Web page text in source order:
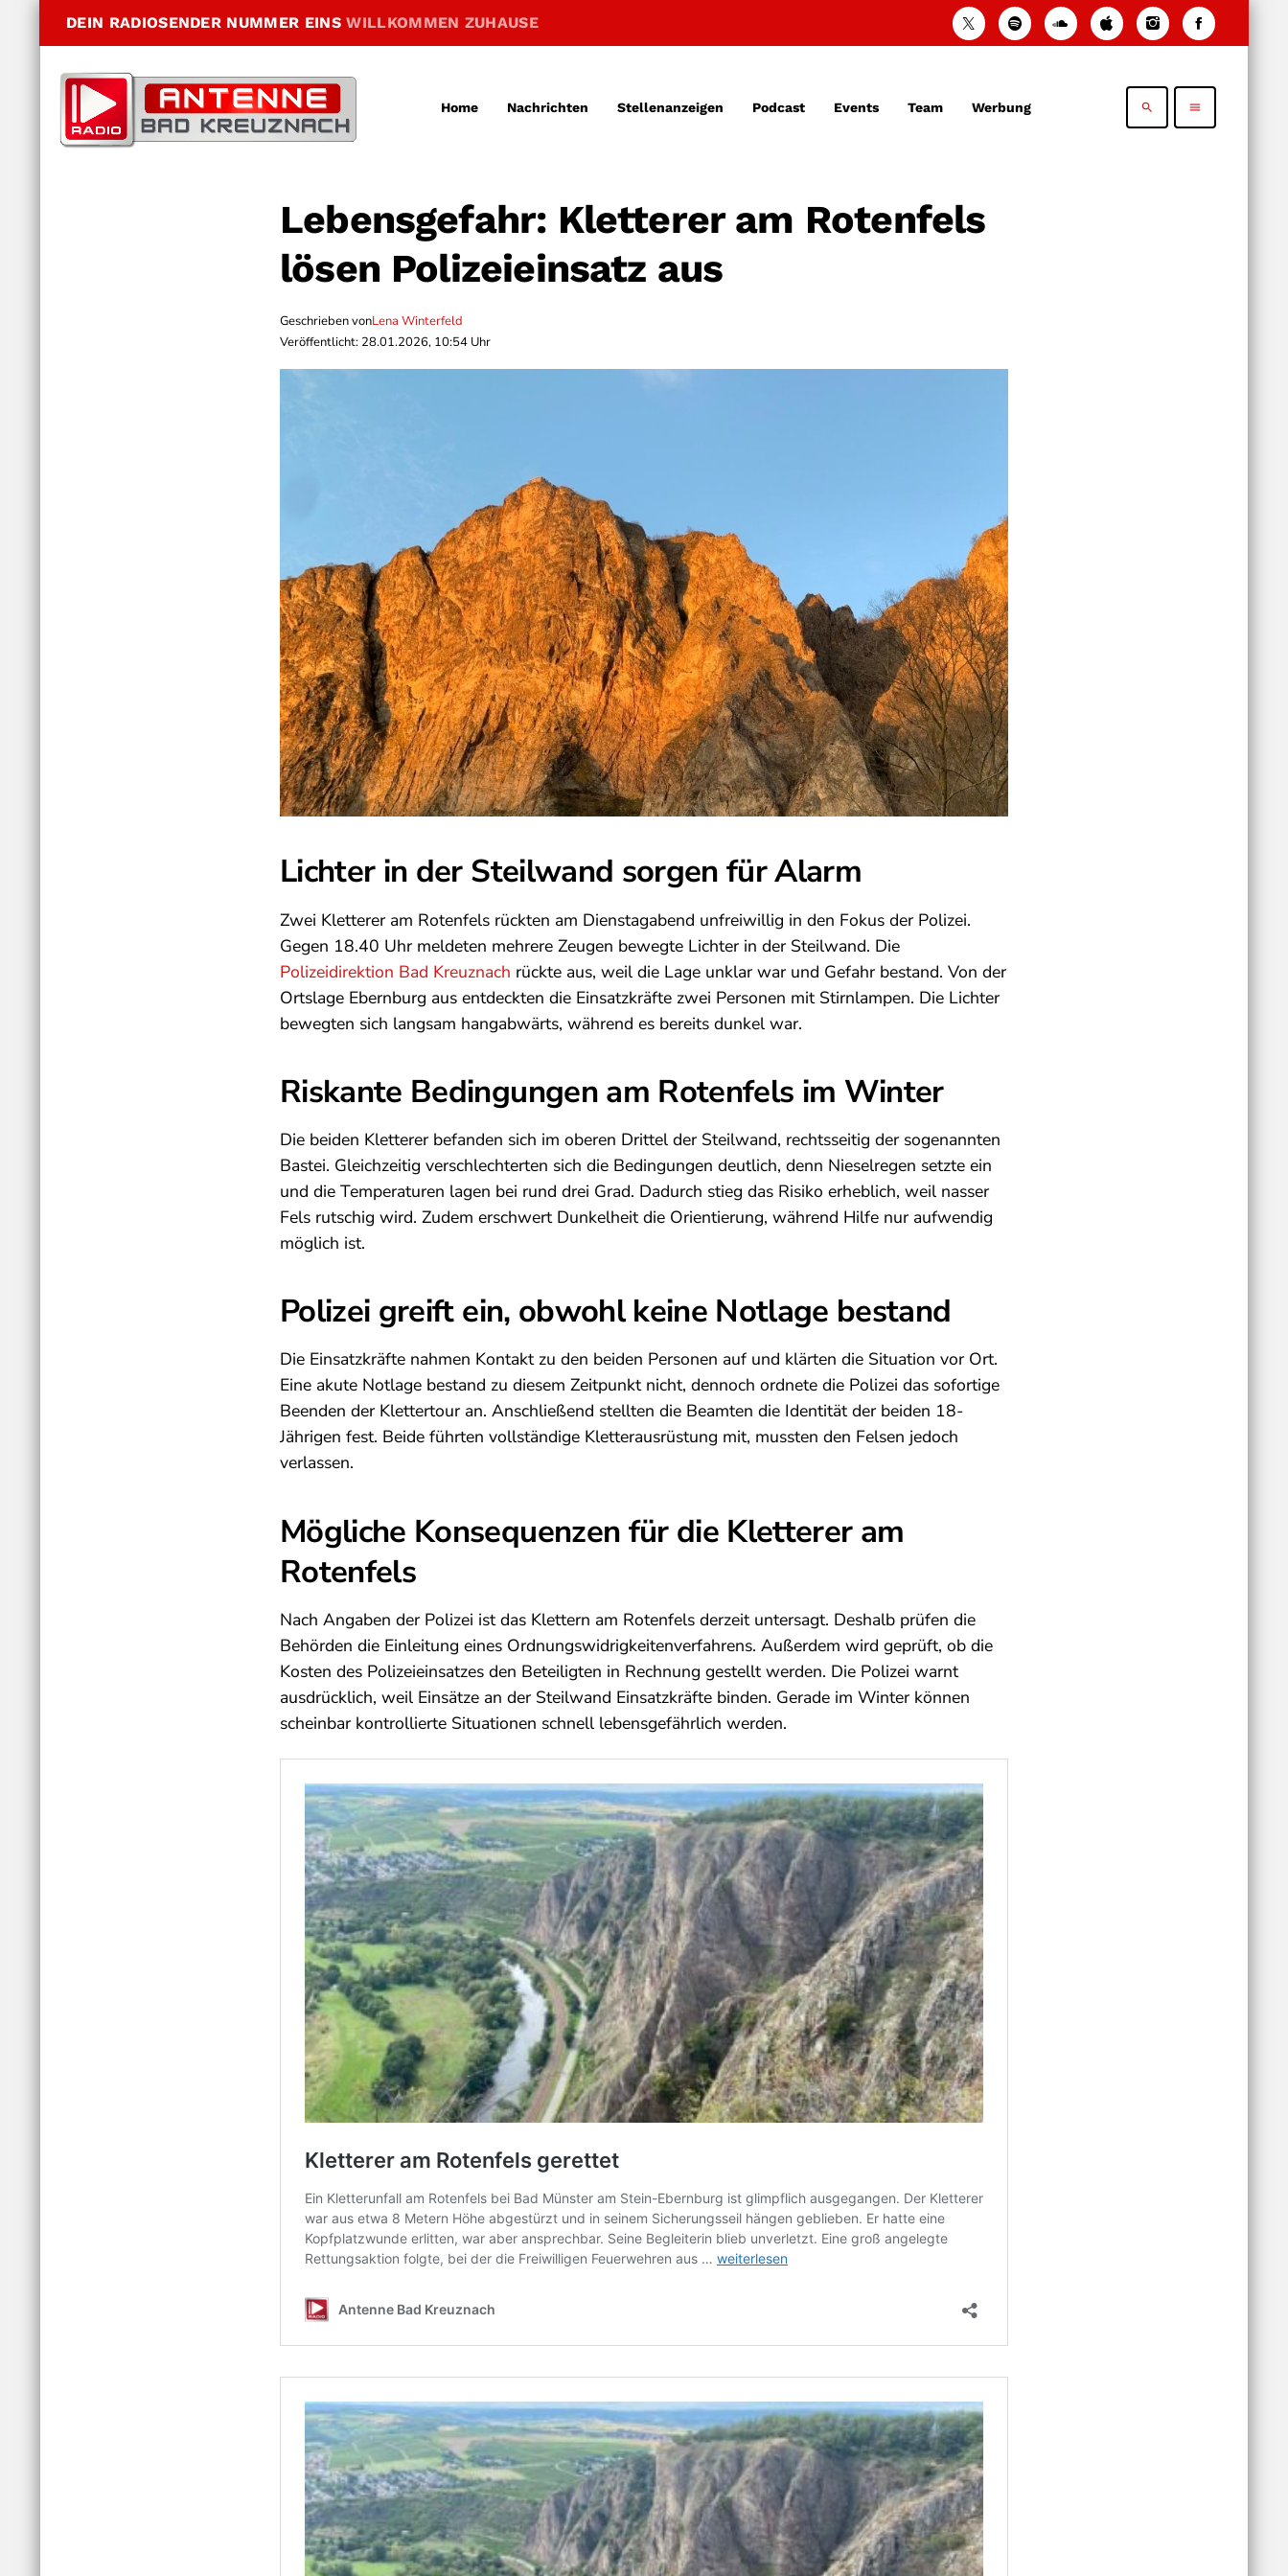
DEIN RADIOSENDER NUMMER EINSWILLKOMMEN ZUHAUSE
Home Nachrichten Stellenanzeigen Podcast Events Team Werbung search menu
Lebensgefahr: Kletterer am Rotenfels
lösen Polizeieinsatz aus
Geschrieben vonLena Winterfeld
Veröffentlicht: 28.01.2026, 10:54 Uhr
Lichter in der Steilwand sorgen für Alarm
Zwei Kletterer am Rotenfels rückten am Dienstagabend unfreiwillig in den Fokus der Polizei.
Gegen 18.40 Uhr meldeten mehrere Zeugen bewegte Lichter in der Steilwand. Die
Polizeidirektion Bad Kreuznach rückte aus, weil die Lage unklar war und Gefahr bestand. Von der
Ortslage Ebernburg aus entdeckten die Einsatzkräfte zwei Personen mit Stirnlampen. Die Lichter
bewegten sich langsam hangabwärts, während es bereits dunkel war.
Riskante Bedingungen am Rotenfels im Winter
Die beiden Kletterer befanden sich im oberen Drittel der Steilwand, rechtsseitig der sogenannten
Bastei. Gleichzeitig verschlechterten sich die Bedingungen deutlich, denn Nieselregen setzte ein
und die Temperaturen lagen bei rund drei Grad. Dadurch stieg das Risiko erheblich, weil nasser
Fels rutschig wird. Zudem erschwert Dunkelheit die Orientierung, während Hilfe nur aufwendig
möglich ist.
Polizei greift ein, obwohl keine Notlage bestand
Die Einsatzkräfte nahmen Kontakt zu den beiden Personen auf und klärten die Situation vor Ort.
Eine akute Notlage bestand zu diesem Zeitpunkt nicht, dennoch ordnete die Polizei das sofortige
Beenden der Klettertour an. Anschließend stellten die Beamten die Identität der beiden 18-
Jährigen fest. Beide führten vollständige Kletterausrüstung mit, mussten den Felsen jedoch
verlassen.
Mögliche Konsequenzen für die Kletterer am
Rotenfels
Nach Angaben der Polizei ist das Klettern am Rotenfels derzeit untersagt. Deshalb prüfen die
Behörden die Einleitung eines Ordnungswidrigkeitenverfahrens. Außerdem wird geprüft, ob die
Kosten des Polizeieinsatzes den Beteiligten in Rechnung gestellt werden. Die Polizei warnt
ausdrücklich, weil Einsätze an der Steilwand Einsatzkräfte binden. Gerade im Winter können
scheinbar kontrollierte Situationen schnell lebensgefährlich werden.